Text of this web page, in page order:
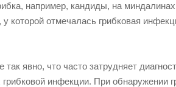
например, кандиды, на
которой отмечалась грибковая
явно, что часто затрудняет
инфекции. При обнаружении